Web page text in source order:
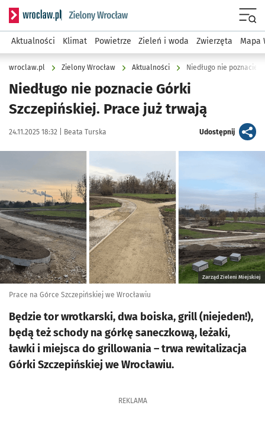
Serwis informacyjny wroclaw.pl podserwis: Środowisko we
Aktualności Klimat Powietrze Zieleń i woda Zwierzęta Mapa
wroclaw.pl Zielony Wrocław Aktualności Niedługo nie poznacie
Niedługo nie poznacie Górki
Szczepińskiej. Prace już trwają
Data publikacji:
24.11.2025 18:32 | Autor:
Beata Turska Udostępnijartykuł
Zarząd Zieleni Miejskiej
Prace na Górce Szczepińskiej we Wrocławiu
Będzie tor wrotkarski, dwa boiska, grill (niejeden!),
będą też schody na górkę saneczkową, leżaki,
ławki i miejsca do grillowania – trwa rewitalizacja
Górki Szczepińskiej we Wrocławiu.
REKLAMA